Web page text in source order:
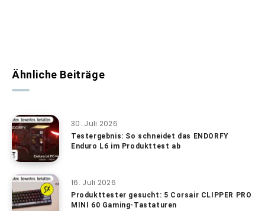
Ähnliche Beiträge
30. Juli 2026
Testergebnis: So schneidet das ENDORFY
Enduro L6 im Produkttest ab
16. Juli 2026
Produkttester gesucht: 5 Corsair CLIPPER PRO
MINI 60 Gaming-Tastaturen